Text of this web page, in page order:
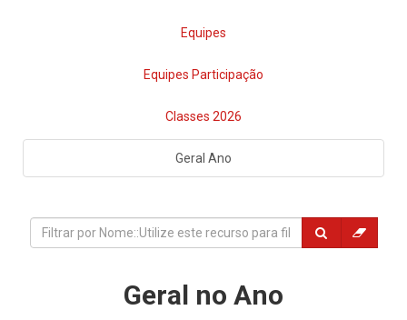
Equipes
Equipes Participação
Classes 2026
Geral Ano
Geral no Ano